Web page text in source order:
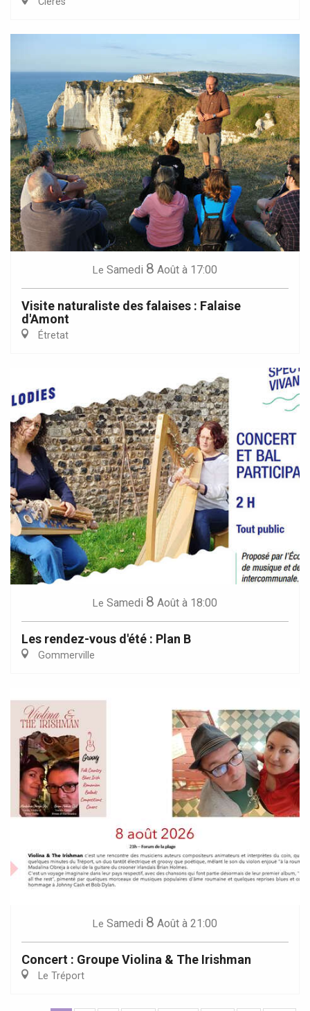
Le Samedi 8 Août à 17:00
Visite naturaliste des falaises : Falaise
d'Amont
Étretat
Le Samedi 8 Août à 18:00
Les rendez-vous d'été : Plan B
Gommerville
Le Samedi 8 Août à 21:00
Concert : Groupe Violina & The Irishman
Le Tréport